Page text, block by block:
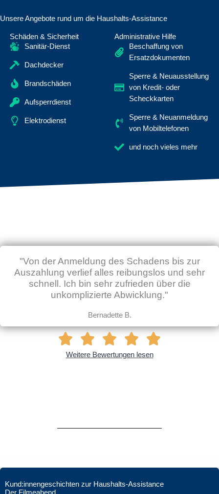
Unsere Angebote rund um die Haushalts-Assistance
Schäden & Sicherheit
Sanitär-Dienst
Dachdecker
Brandschäden
Aufsperrdienst
Elektrodienst
Administrative Hilfe
Beschaffung von
Ersatzdokumenten
Sperre & Neuausstellung
von Kredit- oder
Scheckkarten
Sperre & Neuanmeldung
von Mobiltelefonen
und noch vieles mehr
"Von der Anmeldung des Schadens bis zur
Auszahlung verlief alles reibungslos und sehr
schnell. Ich bin sehr zufrieden über die
unkomplizierte Abwicklung."
Bernadette B.
Weitere Bewertungen lesen
Kund:innengeschichten zur Haushalts-Assistance